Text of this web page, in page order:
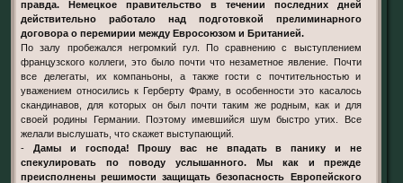
правда. Немецкое правительство в течении последних дней
действительно работало над подготовкой прелиминарного
договора о перемирии между Евросоюзом и Британией.
По залу пробежался негромкий гул. По сравнению с выступлением
французского коллеги, это было почти что незаметное явление. Почти
все делегаты, их компаньоны, а также гости с почтительностью и
уважением относились к Герберту Фраму, в особенности это касалось
скандинавов, для которых он был почти таким же родным, как и для
своей родины Германии. Поэтому имевшийся шум быстро утих. Все
желали выслушать, что скажет выступающий.
-Дамы и господа! Прошу вас не впадать в панику и не
спекулировать по поводу услышанного. Мы как и прежде
преисполнены решимости защищать безопасность Европейского